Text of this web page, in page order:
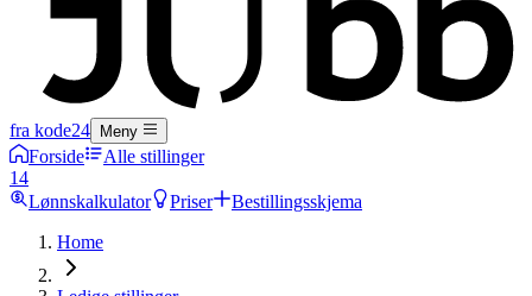
fra kode24 Meny
Forside
Alle stillinger
14
Lønnskalkulator
Priser
Bestillingsskjema
Home